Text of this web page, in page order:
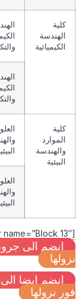
كلية
الهندسة
الكيميائية
الهندسة
الهندسة
كلية
الموارد
والهندسة
البيئية
العلوم
البيئية
العلوم
البيئية
انضم الى
انضم ايضا الى
نزولها